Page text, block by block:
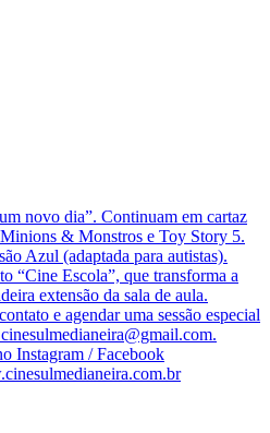
novo dia”. Continuam em cartaz
& Monstros e Toy Story 5.
Azul (adaptada para autistas).
“Cine Escola”, que transforma a
extensão da sala de aula.
e agendar uma sessão especial
Instagram / Facebook